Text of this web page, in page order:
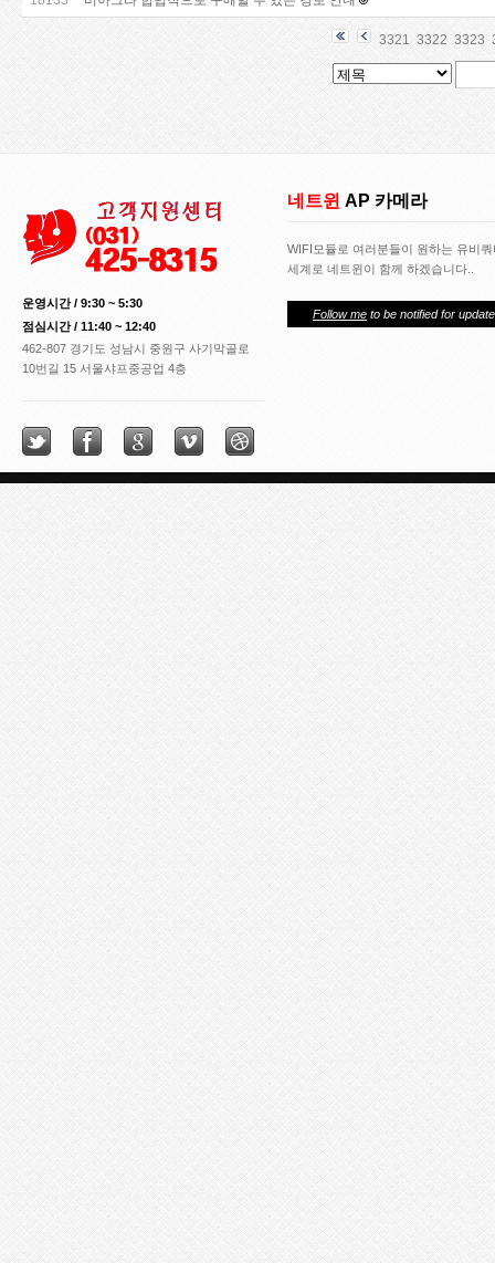
3321 3322 3323
운영시간 / 9:30 ~ 5:30
점심시간 / 11:40 ~ 12:40
462-807 경기도 성남시 중원구 사기막골로
10번길 15 서울샤프중공업 4층
네트윈 AP 카메라
WIFI모듈로 여러분들이 원하는 유비
세계로 네트윈이 함께 하겠습니다..
Follow me to be notified for